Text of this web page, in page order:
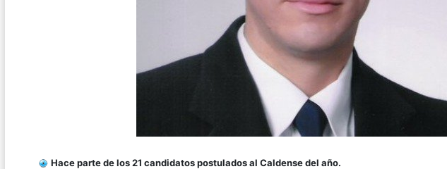
Hace parte de los 21 candidatos postulados al Caldense del año.